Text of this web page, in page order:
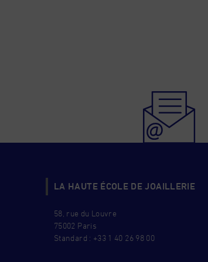
LA HAUTE ÉCOLE DE JOAILLERIE
58, rue du Louvre
75002 Paris
Standard : +33 1 40 26 98 00